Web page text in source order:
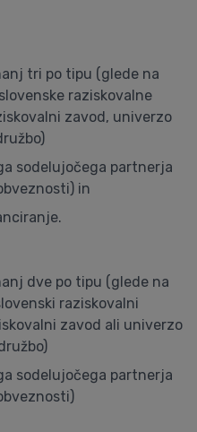
tri po tipu (glede na
raziskovalne
zavod, univerzo
sodelujočega partnerja
in
dve po tipu (glede na
raziskovalni
zavod ali univerzo
sodelujočega partnerja